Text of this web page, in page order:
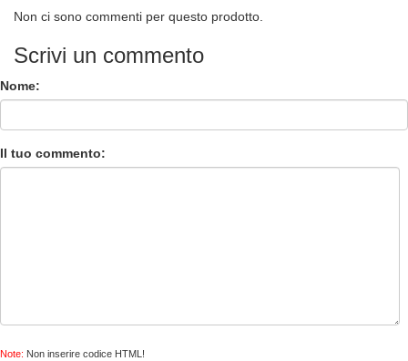
Non ci sono commenti per questo prodotto.
Scrivi un commento
Nome:
Il tuo commento:
Note: Non inserire codice HTML!